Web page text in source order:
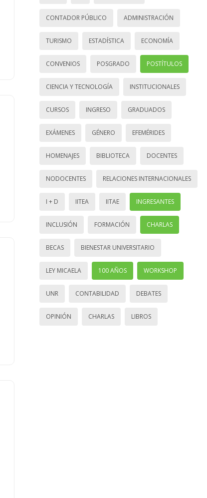
CONTADOR PÚBLICO ADMINISTRACIÓN
TURISMO ESTADÍSTICA ECONOMÍA
CONVENIOS POSGRADO POSTÍTULOS
CIENCIA Y TECNOLOGÍA INSTITUCIONALES
CURSOS INGRESO GRADUADOS
EXÁMENES GÉNERO EFEMÉRIDES
HOMENAJES BIBLIOTECA DOCENTES
NODOCENTES RELACIONES INTERNACIONALES
I + D IITEA IITAE INGRESANTES
INCLUSIÓN FORMACIÓN CHARLAS
BECAS BIENESTAR UNIVERSITARIO
LEY MICAELA 100 AÑOS WORKSHOP
UNR CONTABILIDAD DEBATES
OPINIÓN CHARLAS LIBROS